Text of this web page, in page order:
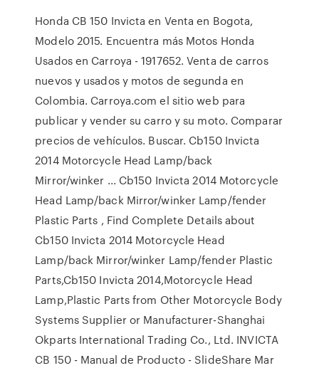
Honda CB 150 Invicta en Venta en Bogota,
Modelo 2015. Encuentra más Motos Honda
Usados en Carroya - 1917652. Venta de carros
nuevos y usados y motos de segunda en
Colombia. Carroya.com el sitio web para
publicar y vender su carro y su moto. Comparar
precios de vehículos. Buscar. Cb150 Invicta
2014 Motorcycle Head Lamp/back
Mirror/winker ... Cb150 Invicta 2014 Motorcycle
Head Lamp/back Mirror/winker Lamp/fender
Plastic Parts , Find Complete Details about
Cb150 Invicta 2014 Motorcycle Head
Lamp/back Mirror/winker Lamp/fender Plastic
Parts,Cb150 Invicta 2014,Motorcycle Head
Lamp,Plastic Parts from Other Motorcycle Body
Systems Supplier or Manufacturer-Shanghai
Okparts International Trading Co., Ltd. INVICTA
CB 150 - Manual de Producto - SlideShare Mar